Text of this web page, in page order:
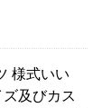
様式いい
及びカス